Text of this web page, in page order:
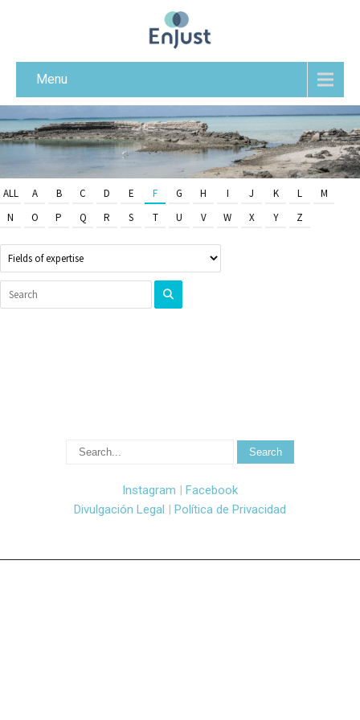
Menu
ALL A B C D E F G H I J K L
M
N
O P Q R S T U V W X Y Z
Instagram | Facebook
Divulgación Legal | Política de Privacidad